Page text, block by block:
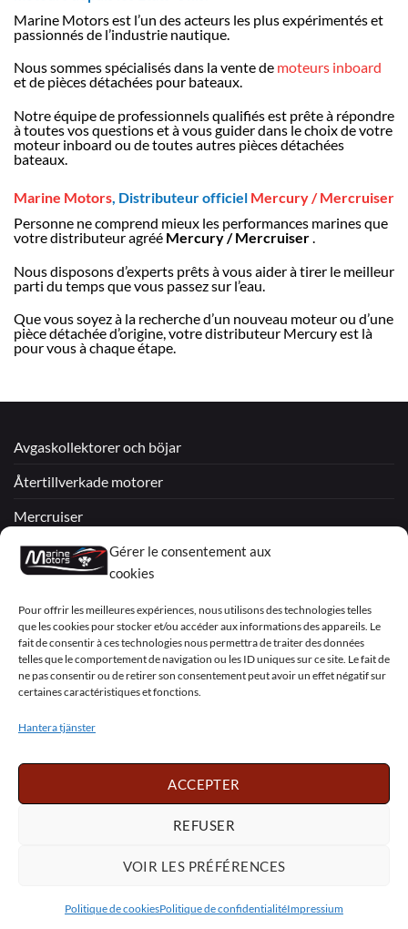
Gérer le consentement aux
cookies
Pour offrir les meilleures expériences, nous utilisons des technologies telles
que les cookies pour stocker et/ou accéder aux informations des appareils. Le
fait de consentir à ces technologies nous permettra de traiter des données
telles que le comportement de navigation ou les ID uniques sur ce site. Le fait de
ne pas consentir ou de retirer son consentement peut avoir un effet négatif sur
certaines caractéristiques et fonctions.
Hantera tjänster
ACCEPTER
REFUSER
VOIR LES PRÉFÉRENCES
Politique de cookiesPolitique de confidentialitéImpressium
Marine Motors est l’un des acteurs les plus expérimentés et
passionnés de l’industrie nautique.
Nous sommes spécialisés dans la vente de moteurs inboard
et de pièces détachées pour bateaux.
Notre équipe de professionnels qualifiés est prête à répondre
à toutes vos questions et à vous guider dans le choix de votre
moteur inboard ou de toutes autres pièces détachées
bateaux.
Marine Motors, Distributeur officiel Mercury / Mercruiser
Personne ne comprend mieux les performances marines que
votre distributeur agréé Mercury / Mercruiser.
Nous disposons d’experts prêts à vous aider à tirer le meilleur
parti du temps que vous passez sur l’eau.
Que vous soyez à la recherche d’un nouveau moteur ou d’une
pièce détachée d’origine, votre distributeur Mercury est là
pour vous à chaque étape.
Avgaskollektorer och böjar
Återtillverkade motorer
Mercruiser
VOLVO PENTA / OMC
My Account
Visa PayPal
English Deutsch